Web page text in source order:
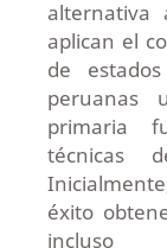
alternativa
aplican el
de
peruanas
primaria
técnicas
éxito
incluso